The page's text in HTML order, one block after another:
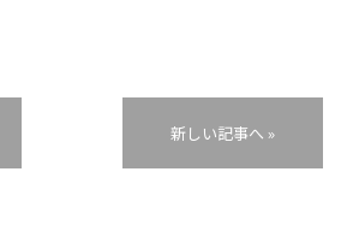
新しい記事へ »